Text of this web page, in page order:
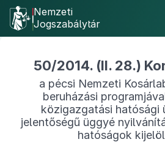
Nemzeti
Jogszabálytár
50/2014. (II. 28.)
a pécsi Nemzeti
beruházási
közigazgatási hatósági
jelentőségű üggyé
hatóságok